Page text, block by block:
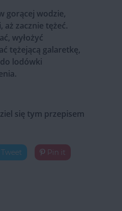
gorącej wodzie,
zacznie tężeć.
wyłożyć
tężejącą galaretkę,
lodówki
się tym przepisem
Tweet Pin it